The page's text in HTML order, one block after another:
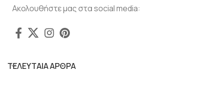
Ακολουθήστε μας στα social media:
ΤΕΛΕΥΤΑΙΑ ΑΡΘΡΑ